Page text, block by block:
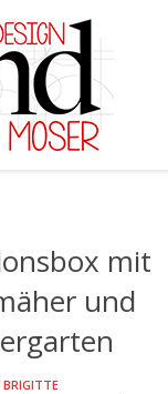
mit
und
BRIGITTE